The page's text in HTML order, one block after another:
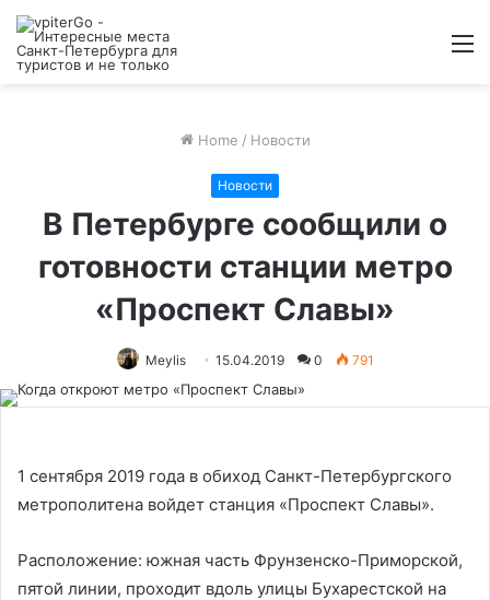
Home / Новости
Новости
В Петербурге сообщили о
готовности станции метро
«Проспект Славы»
Meylis 15.04.2019 0 791
1 сентября 2019 года в обиход Санкт-Петербургского
метрополитена войдет станция «Проспект Славы».
Расположение: южная часть Фрунзенско-Приморской,
пятой линии, проходит вдоль улицы Бухарестской на